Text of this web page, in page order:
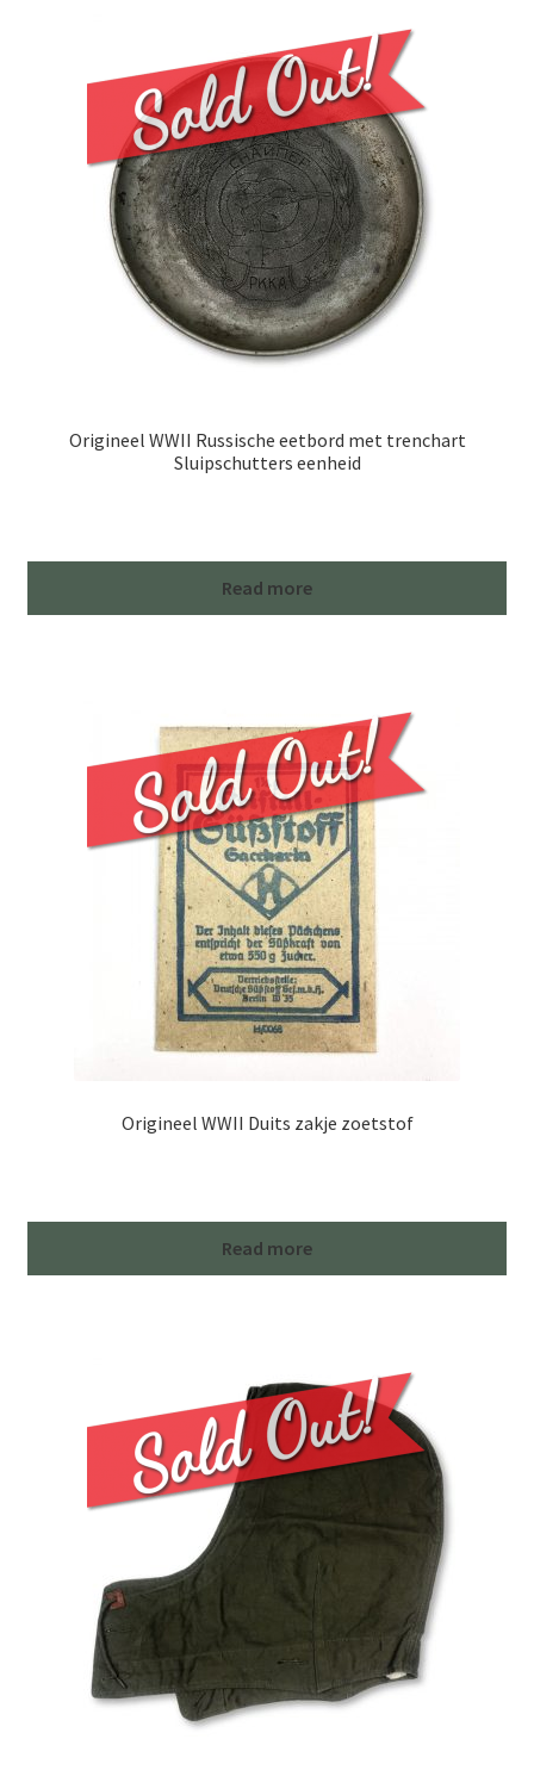
Origineel WWII Russische eetbord met trenchart
Sluipschutters eenheid
Read more
Origineel WWII Duits zakje zoetstof
Read more